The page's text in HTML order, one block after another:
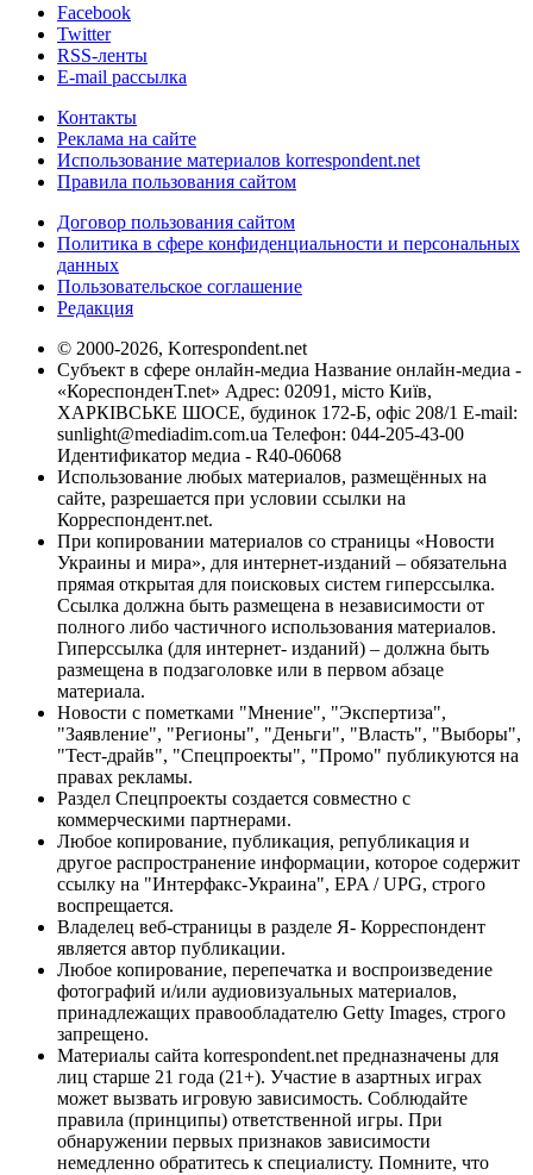
Facebook
Twitter
RSS-ленты
E-mail рассылка
Контакты
Реклама на сайте
Использование материалов korrespondent.net
Правила пользования сайтом
Договор пользования сайтом
Политика в сфере конфиденциальности и персональных
данных
Пользовательское соглашение
Редакция
© 2000-2026, Korrespondent.net
Субъект в сфере онлайн-медиа Название онлайн-медиа -
«КореспонденТ.net» Адрес: 02091, місто Київ,
ХАРКІВСЬКЕ ШОСЕ, будинок 172-Б, офіс 208/1 E-mail:
sunlight@mediadim.com.ua Телефон: 044-205-43-00
Идентификатор медиа - R40-06068
Использование любых материалов, размещённых на
сайте, разрешается при условии ссылки на
Корреспондент.net.
При копировании материалов со страницы «Новости
Украины и мира», для интернет-изданий – обязательна
прямая открытая для поисковых систем гиперссылка.
Ссылка должна быть размещена в независимости от
полного либо частичного использования материалов.
Гиперссылка (для интернет- изданий) – должна быть
размещена в подзаголовке или в первом абзаце
материала.
Новости с пометками "Мнение", "Экспертиза",
"Заявление", "Регионы", "Деньги", "Власть", "Выборы",
"Тест-драйв", "Спецпроекты", "Промо" публикуются на
правах рекламы.
Раздел Спецпроекты создается совместно с
коммерческими партнерами.
Любое копирование, публикация, републикация и
другое распространение информации, которое содержит
ссылку на "Интерфакс-Украина", EPA / UPG, строго
воспрещается.
Владелец веб-страницы в разделе Я- Корреспондент
является автор публикации.
Любое копирование, перепечатка и воспроизведение
фотографий и/или аудиовизуальных материалов,
принадлежащих правообладателю Getty Images, строго
запрещено.
Материалы сайта korrespondent.net предназначены для
лиц старше 21 года (21+). Участие в азартных играх
может вызвать игровую зависимость. Соблюдайте
правила (принципы) ответственной игры. При
обнаружении первых признаков зависимости
немедленно обратитесь к специалисту. Помните, что